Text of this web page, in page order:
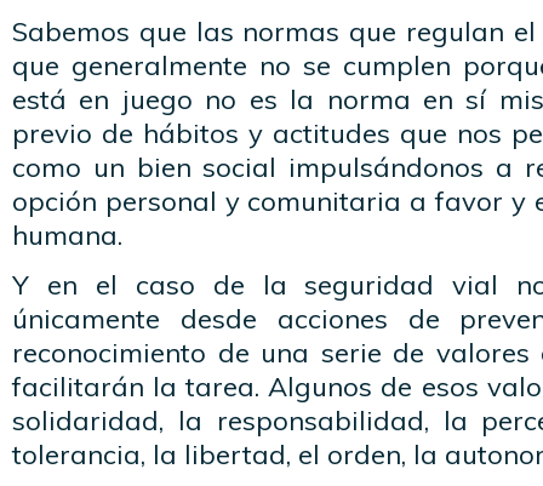
Sabemos que las normas que regulan
que generalmente no se cumplen
está en juego no es la norma en sí
previo de hábitos y actitudes que nos
como un bien social impulsándonos a
opción personal y comunitaria a favor y
humana.
Y en el caso de la seguridad vial
únicamente desde acciones de
reconocimiento de una serie de
facilitarán la tarea. Algunos de esos
solidaridad, la responsabilidad, la
tolerancia, la libertad, el orden, la